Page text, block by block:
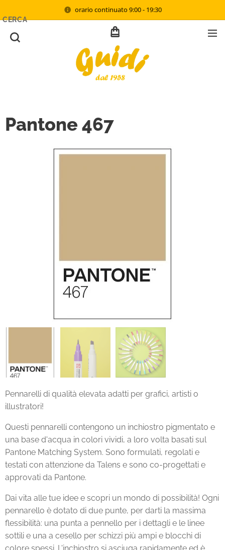
orario continuato 9:00 - 19:30
CERCA
Pantone 467
Pennarelli di qualità elevata adatti per grafici, artisti o
illustratori!
Questi pennarelli contengono un inchiostro pigmentato e
una base d'acqua in colori vividi, a loro volta basati sul
Pantone Matching System. Sono formulati, regolati e
testati con attenzione da Talens e sono co-progettati e
approvati da Pantone.
Dai vita alle tue idee e scopri un mondo di possibilità! Ogni
pennarello è dotato di due punte, per darti la massima
flessibilità: una punta a pennello per i dettagli e le linee
sottili e una a cesello per schizzi più ampi e blocchi di